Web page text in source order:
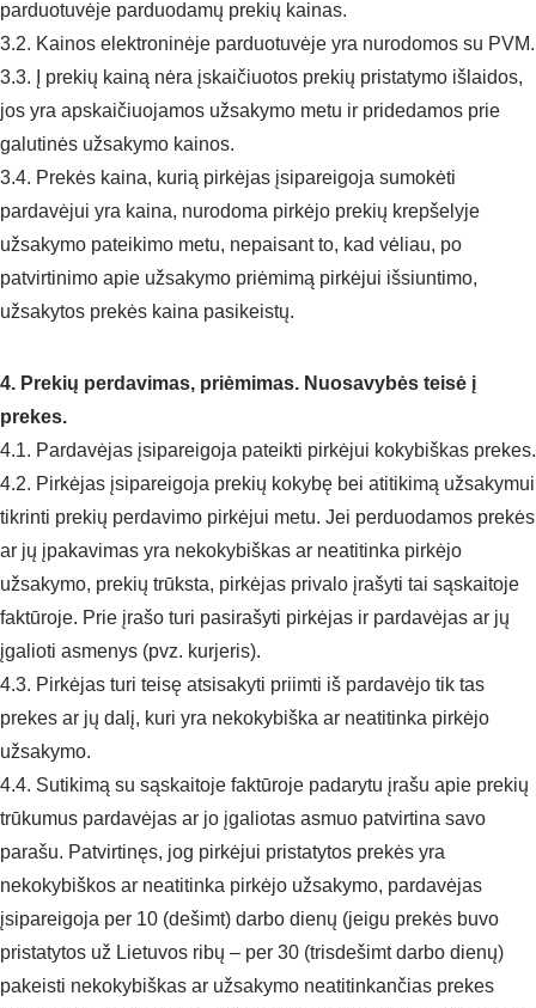
parduotuvėje parduodamų prekių kainas.
3.2. Kainos elektroninėje parduotuvėje yra nurodomos su PVM.
3.3. Į prekių kainą nėra įskaičiuotos prekių pristatymo išlaidos,
jos yra apskaičiuojamos užsakymo metu ir pridedamos prie
galutinės užsakymo kainos.
3.4. Prekės kaina, kurią pirkėjas įsipareigoja sumokėti
pardavėjui yra kaina, nurodoma pirkėjo prekių krepšelyje
užsakymo pateikimo metu, nepaisant to, kad vėliau, po
patvirtinimo apie užsakymo priėmimą pirkėjui išsiuntimo,
užsakytos prekės kaina pasikeistų.
4. Prekių perdavimas, priėmimas. Nuosavybės teisė į
prekes.
4.1. Pardavėjas įsipareigoja pateikti pirkėjui kokybiškas prekes.
4.2. Pirkėjas įsipareigoja prekių kokybę bei atitikimą užsakymui
tikrinti prekių perdavimo pirkėjui metu. Jei perduodamos prekės
ar jų įpakavimas yra nekokybiškas ar neatitinka pirkėjo
užsakymo, prekių trūksta, pirkėjas privalo įrašyti tai sąskaitoje
faktūroje. Prie įrašo turi pasirašyti pirkėjas ir pardavėjas ar jų
įgalioti asmenys (pvz. kurjeris).
4.3. Pirkėjas turi teisę atsisakyti priimti iš pardavėjo tik tas
prekes ar jų dalį, kuri yra nekokybiška ar neatitinka pirkėjo
užsakymo.
4.4. Sutikimą su sąskaitoje faktūroje padarytu įrašu apie prekių
trūkumus pardavėjas ar jo įgaliotas asmuo patvirtina savo
parašu. Patvirtinęs, jog pirkėjui pristatytos prekės yra
nekokybiškos ar neatitinka pirkėjo užsakymo, pardavėjas
įsipareigoja per 10 (dešimt) darbo dienų (jeigu prekės buvo
pristatytos už Lietuvos ribų – per 30 (trisdešimt darbo dienų)
pakeisti nekokybiškas ar užsakymo neatitinkančias prekes